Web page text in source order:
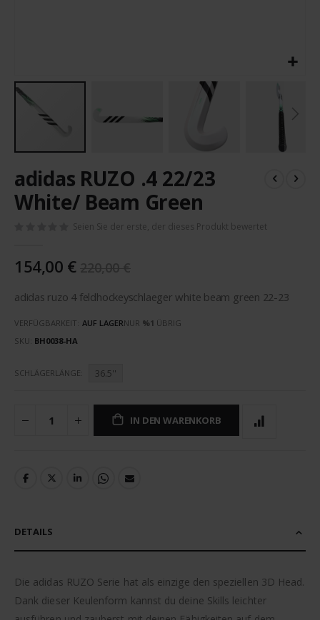
Anfang
der
Bildergalerie
adidas RUZO .4 22/23
White/ Beam Green
Seien Sie der erste, der dieses Produkt bewertet
154,00 €
adidas ruzo 4 feldhockeyschlaeger white beam green 22-23
VERFÜGBARKEIT: AUF LAGERNUR %1 ÜBRIG
SKU BH0038-HA
SCHLÄGERLÄNGE 36.5''
IN DEN WARENKORB
DETAILS
Die adidas RUZO Serie hat als einzige den speziellen 3D Head.
Dank dieser Keulenform kannst du deine Skills leichter